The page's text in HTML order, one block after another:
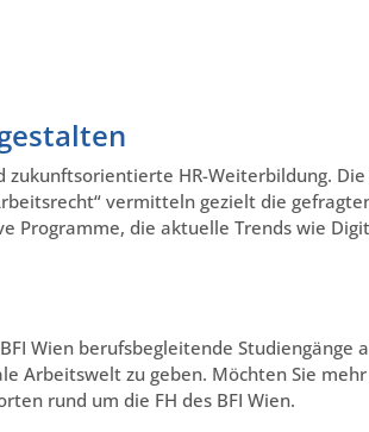
zukunftsorientierte HR-Weiterbildung.
vermitteln gezielt die
die aktuelle Trends wie
Wien berufsbegleitende Studiengänge
Arbeitswelt zu geben. Möchten Sie
rund um die FH des BFI Wien.